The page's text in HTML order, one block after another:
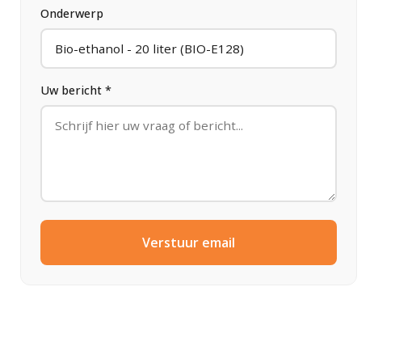
Onderwerp
Uw bericht *
Verstuur email